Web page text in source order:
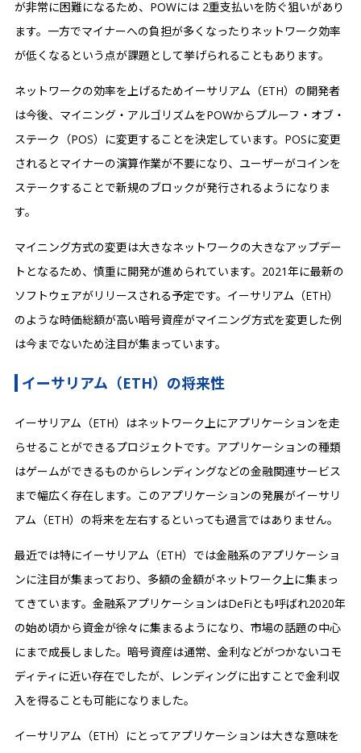
が非常に困難になるため、POWには 2重支払いを防ぐ狙いがあり
ます。一方でマイナーへの負担が多くなったりネットワーク効率
が低くなるという点が課題として挙げられることもあります。
ネットワークの効率を上げるためイーサリアム（ETH）の開発者
は今後、マイニング・アルゴリズムをPOWからプルーフ・オブ・
ステーク（POS）に変更することを決定しています。POSに変更
されるとマイナーの演算作業が不要になり、ユーザーがコインを
ステークすることで新規のブロックが発行されるようになりま
す。
マイニング方式の変更は大きなネットワークの大きなアップデー
トとなるため、慎重に開発が進められています。2021年に最新の
ソフトウェアがリリースされる予定です。イーサリアム（ETH）
のような時価総額が高い暗号資産がマイニング方式を変更した例
は今までないため注目が集まっています。
イーサリアム（ETH）の将来性
イーサリアム（ETH）はネットワーク上にアプリケーションを走
らせることができるプロジェクトです。アプリケーションの種類
はゲームができるものからレンディングなどの金融関連サービス
まで幅広く存在します。このアプリケーションの発展がイーサリ
アム（ETH）の将来を左右するといっても過言ではありません。
最近では特にイーサリアム（ETH）では金融系のアプリケーショ
ンに注目が集まっており、多額の金額がネットワーク上に集まっ
てきています。金融系アプリケーションはDeFiとも呼ばれ2020年
の始め頃から資金が徐々に集まるようになり、市場の話題の中心
にまで成長しました。暗号資産は通常、金利などがつかないコモ
ディティに近い存在でしたが、レンディングに出すことで金利収
入を得ることも可能になりました。
イーサリアム（ETH）にとってアプリケーションは大きな意味を